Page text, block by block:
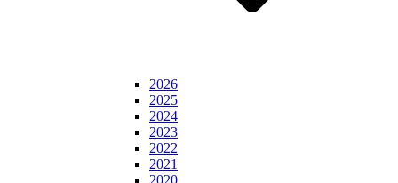
2026
2025
2024
2023
2022
2021
2020